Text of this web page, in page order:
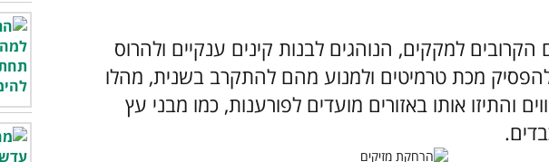
למקקים, הנוהגים לבנות קינים ענקיים ולהרוס
להפסיק מכת טרמיטים ולמנוע מהם להתקרב בשנית, מהלו
והתיזו אותו באזורים מועדים לפורענות, כמו מבני עץ